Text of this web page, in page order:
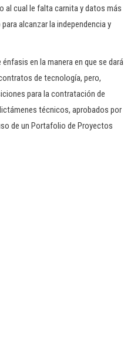
al cual le falta carnita y datos más
alcanzar la independencia y
en la manera en que se dará
de tecnología, pero,
para la contratación de
técnicos, aprobados por
de un Portafolio de Proyectos